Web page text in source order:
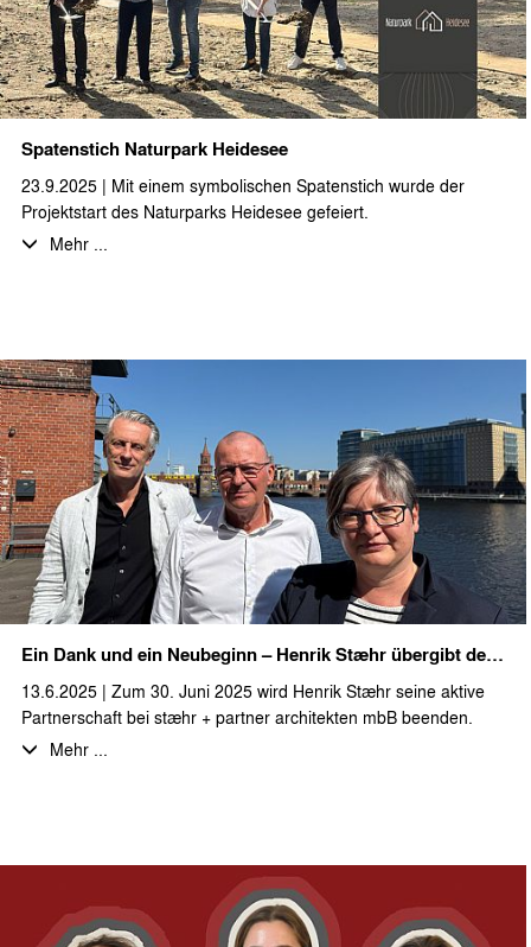
Spatenstich Naturpark Heidesee
23.9.2025 | Mit einem symbolischen Spatenstich wurde der
Projektstart des Naturparks Heidesee gefeiert.
Eindruck von dem geplanten Ferienimmobilienprojekt zu
machen. Auf dem ca. 25.000 m² großen Projektgelände,
idyllisch am „Langen See“ gelegen, passen sich die geplanten
Ferienhäuser, mit ihrer skandinavischen Ästhetik perfekt in die
Brandenburger Naturlandschaft ein. Nach einer
Projektvorstellung durch die beiden Geschäftsführer der
Naturpark Heidesee GmbH und einem Grußwort des
Bürgermeisters der Gemeinde Heidesee wurde mit dem
gemeinsamen Spatenstich das Projekt symbolisch gestartet. Der
tatsächliche Baubeginn für die ersten Einzel- und Doppelhäuser
im Bauabschnitt I der Ferienwohnanlage ist für Ende des Jahres
geplant.
Wir bedanken uns herzlich für die Einladung zu diesem schönen
Event und freuen uns auf die weitere Zusammenarbeit in den
nächsten Planungs- und Bauabschnitten.
Mehr ...
Ein Dank und ein Neubeginn – Henrik Stæhr übergibt den Staffelstab
13.6.2025 | Zum 30. Juni 2025 wird Henrik Stæhr seine aktive
Partnerschaft bei stæhr + partner architekten mbB beenden.
Nach über drei Jahrzehnten intensiven Wirkens in Berlin zieht er
Wir danken Henrik für seine Energie, seine Haltung und sein
Vertrauen. Viele Projekte und Entwicklungen der letzten
Mehr ...